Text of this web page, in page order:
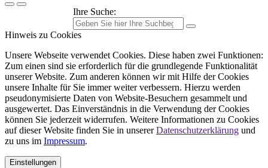
Ihre Suche:
Hinweis zu Cookies
Unsere Webseite verwendet Cookies. Diese haben zwei Funktionen:
Zum einen sind sie erforderlich für die grundlegende Funktionalität
unserer Website. Zum anderen können wir mit Hilfe der Cookies
unsere Inhalte für Sie immer weiter verbessern. Hierzu werden
pseudonymisierte Daten von Website-Besuchern gesammelt und
ausgewertet. Das Einverständnis in die Verwendung der Cookies
können Sie jederzeit widerrufen. Weitere Informationen zu Cookies
auf dieser Website finden Sie in unsererDatenschutzerklärung und
zu uns im Impressum.
Einstellungen